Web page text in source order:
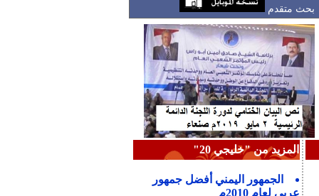
بحث متقدم
المزيد من "خليجي 20"
الجمهور اليمني أفضل جمهور
عربي لعام 2010م